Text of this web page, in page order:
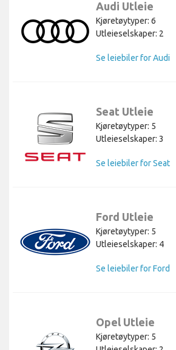
Audi Utleie
Kjøretøytyper: 6
Utleieselskaper: 2
Se leiebiler for Audi
Seat Utleie
Kjøretøytyper: 5
Utleieselskaper: 3
Se leiebiler for Seat
Ford Utleie
Kjøretøytyper: 5
Utleieselskaper: 4
Se leiebiler for Ford
Opel Utleie
Kjøretøytyper: 5